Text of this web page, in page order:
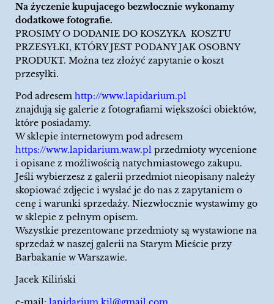
Na życzenie kupujacego bezwłocznie wykonamy
dodatkowe fotografie.
PROSIMY O DODANIE DO KOSZYKA KOSZTU
PRZESYŁKI, KTÓRY JEST PODANY JAK OSOBNY
PRODUKT. Można tez złożyć zapytanie o koszt
przesyłki.
Pod adresem http://www.lapidarium.pl
znajdują się galerie z fotografiami większości obiektów,
które posiadamy.
W sklepie internetowym pod adresem
https://www.lapidarium.waw.pl przedmioty wycenione
i opisane z możliwością natychmiastowego zakupu.
Jeśli wybierzesz z galerii przedmiot nieopisany należy
skopiować zdjęcie i wysłać je do nas z zapytaniem o
cenę i warunki sprzedaży. Niezwłocznie wystawimy go
w sklepie z pełnym opisem.
Wszystkie prezentowane przedmioty są wystawione na
sprzedaż w naszej galerii na Starym Mieście przy
Barbakanie w Warszawie.
Jacek Kiliński